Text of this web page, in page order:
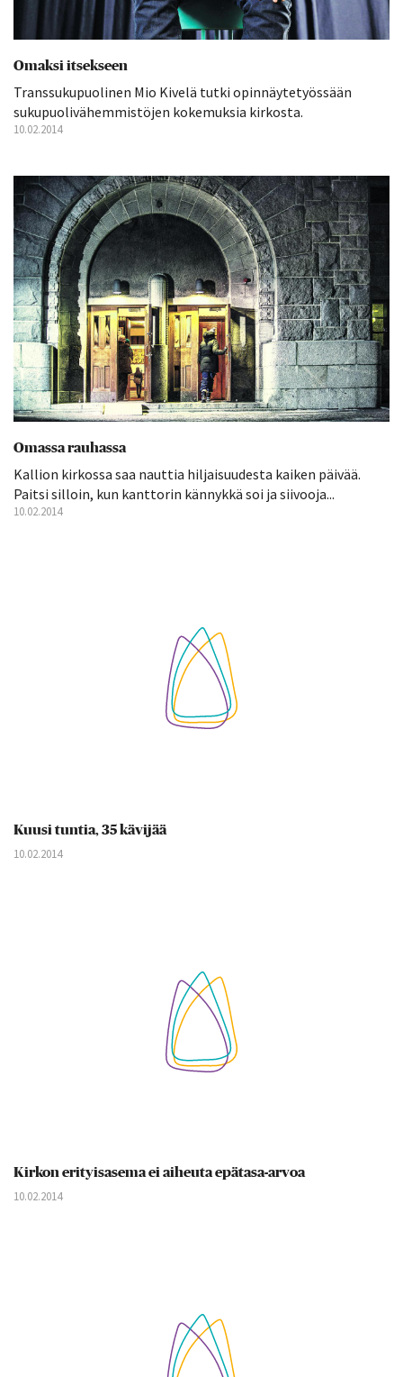
Omaksi itsekseen
Transsukupuolinen Mio Kivelä tutki opinnäytetyössään
sukupuolivähemmistöjen kokemuksia kirkosta.
10.02.2014
Omassa rauhassa
Kallion kirkossa saa nauttia hiljaisuudesta kaiken päivää.
Paitsi silloin, kun kanttorin kännykkä soi ja siivooja...
10.02.2014
Kuusi tuntia, 35 kävijää
10.02.2014
Kirkon erityisasema ei aiheuta epätasa-arvoa
10.02.2014